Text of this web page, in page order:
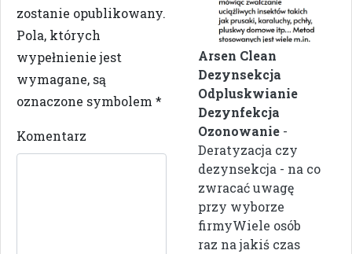
zostanie opublikowany.
Pola, których
wypełnienie jest
wymagane, są
oznaczone symbolem *
Komentarz
Arsen Clean
Dezynsekcja
Odpluskwianie
Dezynfekcja
Ozonowanie -
Deratyzacja czy
dezynsekcja - na co
zwracać uwagę
przy wyborze
firmyWiele osób
raz na jakiś czas